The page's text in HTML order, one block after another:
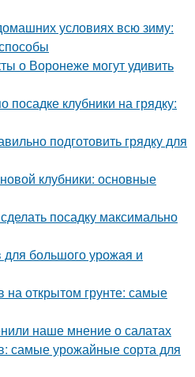
условиях всю зиму:
о Воронеже могут удивить
посадке клубники на грядку:
подготовить грядку для
клубники: основные
посадку максимально
большого урожая и
открытом грунте: самые
наше мнение о салатах
самые урожайные сорта для